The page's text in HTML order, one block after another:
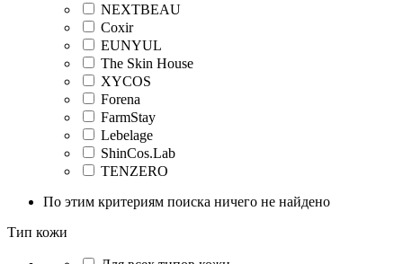
NEXTBEAU
Coxir
EUNYUL
The Skin House
XYCOS
Forena
FarmStay
Lebelage
ShinCos.Lab
TENZERO
По этим критериям поиска ничего не найдено
Тип кожи